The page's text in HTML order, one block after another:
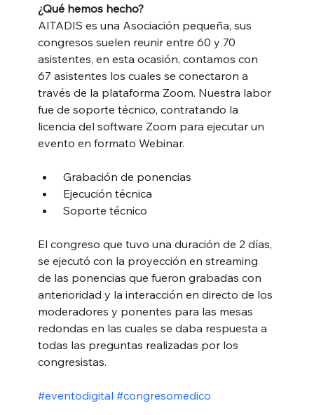
¿Qué hemos hecho?
AITADIS es una Asociación pequeña, sus
congresos suelen reunir entre 60 y 70
asistentes, en esta ocasión, contamos con
67 asistentes los cuales se conectaron a
través de la plataforma Zoom. Nuestra labor
fue de soporte técnico, contratando la
licencia del software Zoom para ejecutar un
evento en formato Webinar.
Grabación de ponencias
Ejecución técnica
Soporte técnico
El congreso que tuvo una duración de 2 días,
se ejecutó con la proyección en streaming
de las ponencias que fueron grabadas con
anterioridad y la interacción en directo de los
moderadores y ponentes para las mesas
redondas en las cuales se daba respuesta a
todas las preguntas realizadas por los
congresistas.
#eventodigital #congresomedico